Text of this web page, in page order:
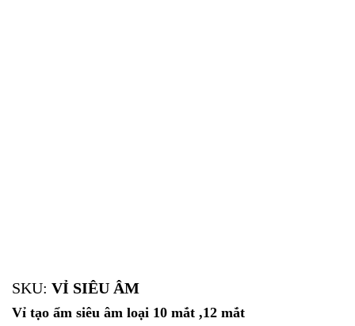
SKU: VỈ SIÊU ÂM
Vỉ tạo ẩm siêu âm loại 10 mắt ,12 mắt